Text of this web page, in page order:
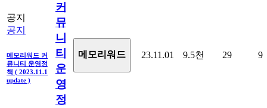
공지
공지
메모리워드 커
뮤니티 운영정
책 ( 2023.11.1
update )
커
뮤
니
티
운
영
정
메모리워드 23.11.01 9.5천 29 9